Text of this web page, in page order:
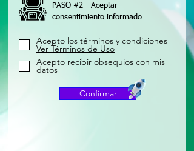
PASO #2 - Aceptar
consentimiento informado
Acepto los términos y condiciones
Ver Términos de Uso
Acepto recibir obsequios con mis
datos
Confirmar